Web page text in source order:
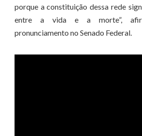
porque a constituição dessa rede
entre a vida e a morte”,
pronunciamento no Senado Federal.